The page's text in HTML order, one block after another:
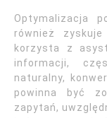
Optymalizacja
również
korzysta z
informacji,
naturalny,
powinna być
zapytań,